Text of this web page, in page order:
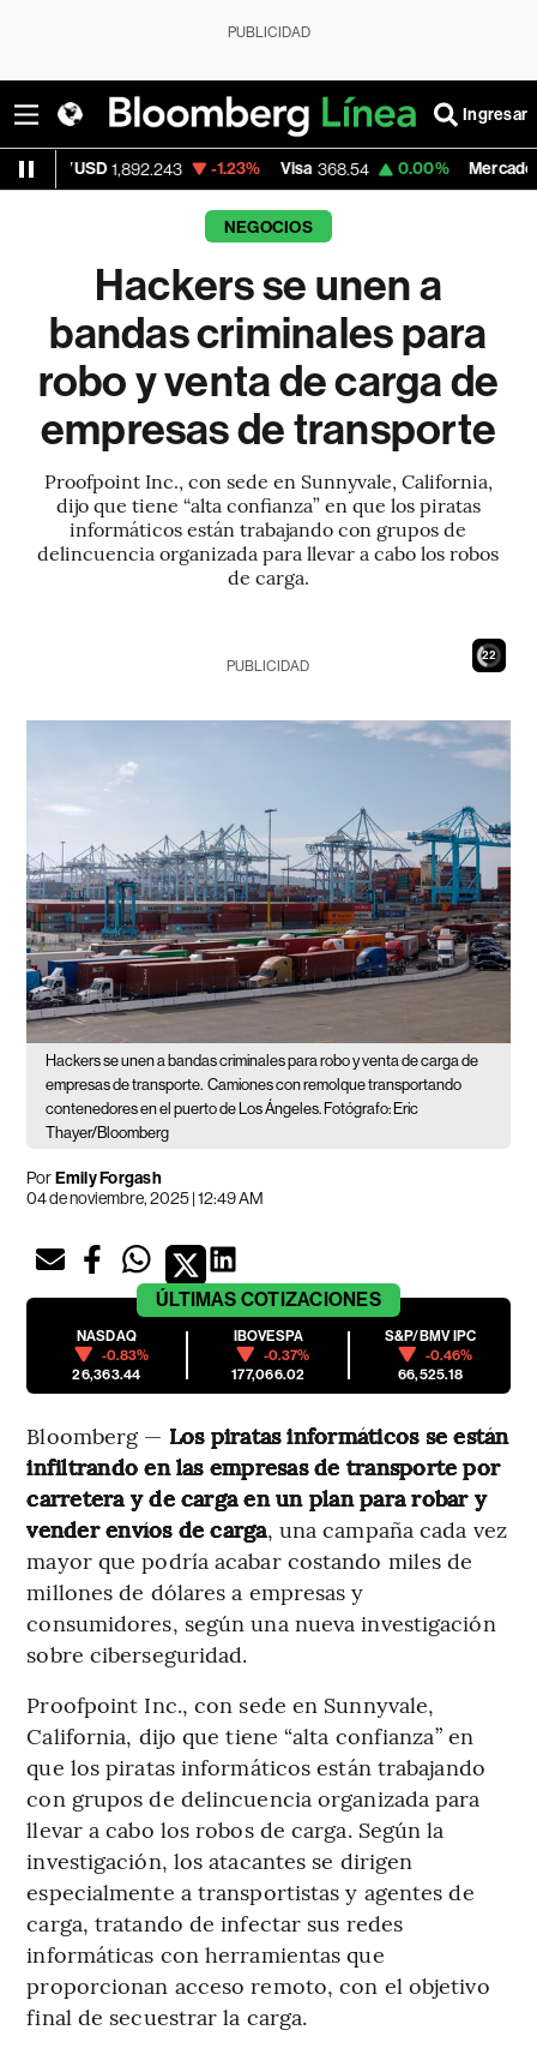
PUBLICIDAD
Ingresar
1,892.243 -1.23% Visa 368.54 0.00% MercadoLibre 1,924.95
NEGOCIOS
Hackers se unen a
bandas criminales para
robo y venta de carga de
empresas de transporte
Proofpoint Inc., con sede en Sunnyvale, California,
dijo que tiene “alta confianza” en que los piratas
informáticos están trabajando con grupos de
delincuencia organizada para llevar a cabo los robos
de carga.
20
PUBLICIDAD
Hackers se unen a bandas criminales para robo y venta de carga de
empresas de transporte. Camiones con remolque transportando
contenedores en el puerto de Los Ángeles. Fotógrafo: Eric
Thayer/Bloomberg
PorEmily Forgash
04 de noviembre, 2025 | 12:49 AM
ÚLTIMAS COTIZACIONES
NASDAQ
-0.83%
26,363.44
IBOVESPA
-0.37%
177,066.02
S&P/BMV IPC
-0.46%
66,525.18
Bloomberg — Los piratas informáticos se están
infiltrando en las empresas de transporte por
carretera y de carga en un plan para robar y
vender envíos de carga, una campaña cada vez
mayor que podría acabar costando miles de
millones de dólares a empresas y
consumidores, según una nueva investigación
sobre ciberseguridad.
Proofpoint Inc., con sede en Sunnyvale,
California, dijo que tiene “alta confianza” en
que los piratas informáticos están trabajando
con grupos de delincuencia organizada para
llevar a cabo los robos de carga. Según la
investigación, los atacantes se dirigen
especialmente a transportistas y agentes de
carga, tratando de infectar sus redes
informáticas con herramientas que
proporcionan acceso remoto, con el objetivo
final de secuestrar la carga.